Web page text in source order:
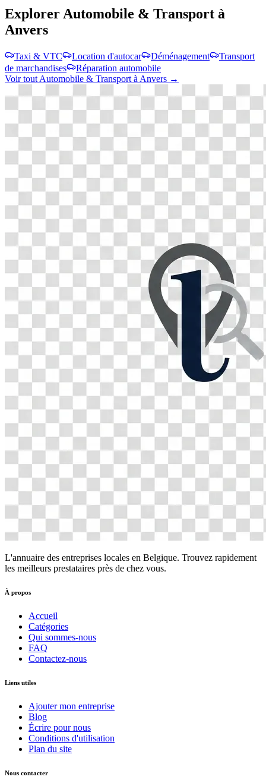
Explorer Automobile & Transport à
Anvers
Taxi & VTC Location d'autocar Déménagement
Transport
de marchandises
Réparation automobile
Voir tout Automobile & Transport à Anvers →
L'annuaire des entreprises locales en Belgique. Trouvez rapidement
les meilleurs prestataires près de chez vous.
À propos
Accueil
Catégories
Qui sommes-nous
FAQ
Contactez-nous
Liens utiles
Ajouter mon entreprise
Blog
Écrire pour nous
Conditions d'utilisation
Plan du site
Nous contacter